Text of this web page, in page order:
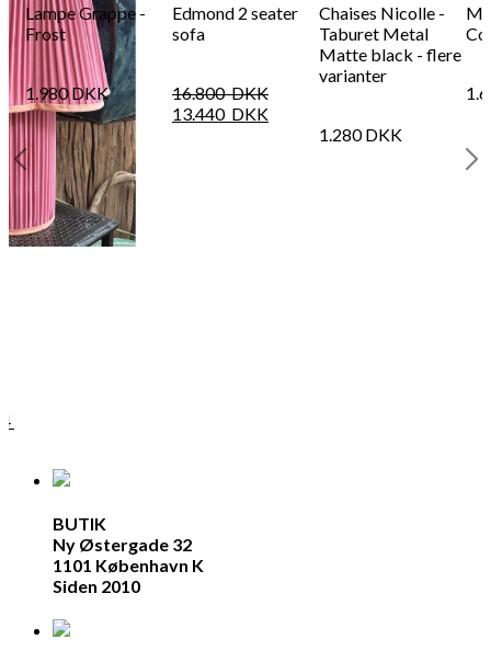
Lampe Grappe -
Frost
1.980DKK
Edmond 2 seater
sofa
16.800DKK
13.440 DKK
Chaises Nicolle -
Taburet Metal
Matte black - flere
varianter
1.280DKK
BUTIK
Ny Østergade 32
1101 København K
Siden 2010